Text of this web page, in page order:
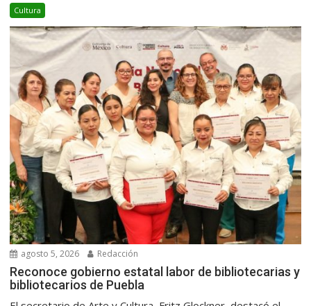
Cultura
agosto 5, 2026 Redacción
Reconoce gobierno estatal labor de bibliotecarias y
bibliotecarios de Puebla